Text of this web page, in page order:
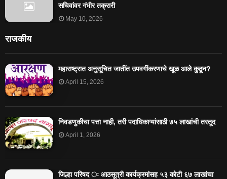
सचिवांवर गंभीर तक्रारी
May 10, 2026
राजकीय
महाराष्ट्रात अनुसूचित जातींत उपवर्गीकरणाचे खूळ आले कुठून?
April 15, 2026
निवडणुकीचा पत्ता नाही, तरी पदाधिकाऱ्यांसाठी ७५ लाखांची तरतूद
April 1, 2026
जिल्हा परिषद ः आठसूत्री कार्यक्रमांसह ५३ कोटी ६७ लाखांचा